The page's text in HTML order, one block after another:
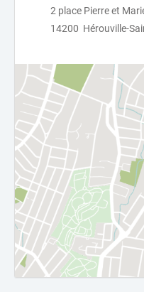
2 place Pierre et
14200 Hérouville-